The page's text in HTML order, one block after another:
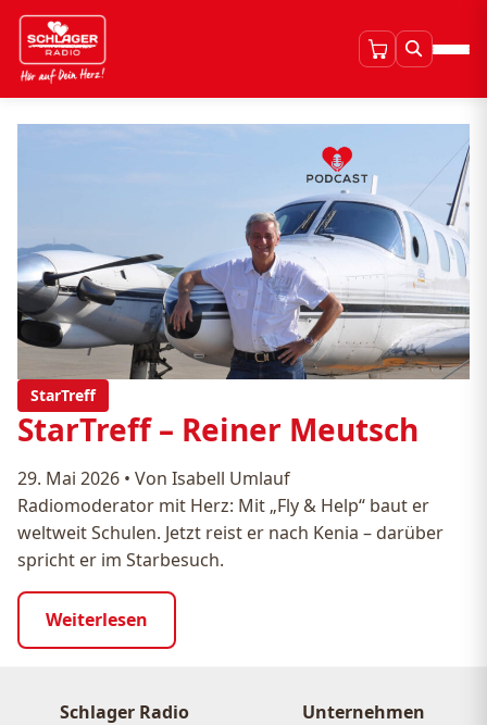
StarTreff
StarTreff – Reiner Meutsch
29. Mai 2026 • Von Isabell Umlauf
Radiomoderator mit Herz: Mit „Fly & Help“ baut er
weltweit Schulen. Jetzt reist er nach Kenia – darüber
spricht er im Starbesuch.
Weiterlesen
Schlager Radio Unternehmen